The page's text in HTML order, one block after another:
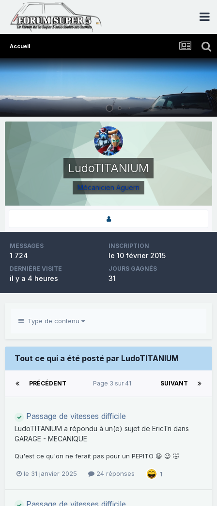
Accueil
LudoTITANIUM
Mécanicien Aguerri
MESSAGES
1 724
INSCRIPTION
le 10 février 2015
DERNIÈRE VISITE
il y a 4 heures
JOURS GAGNÉS
31
Type de contenu
Tout ce qui a été posté par LudoTITANIUM
PRÉCÉDENT SUIVANT
Page 3 sur 41
Passage de vitesses difficile
LudoTITANIUM a répondu à un(e) sujet de EricTri dans
GARAGE - MECANIQUE
Qu'est ce qu'on ne ferait pas pour un PEPITO 😆 😉 🤣
le 31 janvier 2025 24 réponses 1
Passage de vitesses difficile